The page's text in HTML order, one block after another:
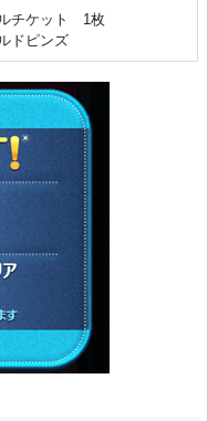
チケット 1枚
ドピンズ